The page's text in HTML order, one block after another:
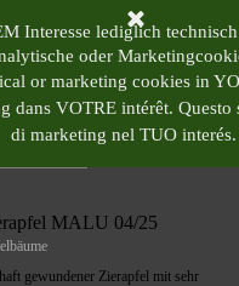
Interesse lediglich
oder
or marketing cookies in
dans VOTRE intérêt. Questo
di marketing nel TUO interés.
CENTRUM
MALU 04/25
gewundener Zierapfel mit sehr